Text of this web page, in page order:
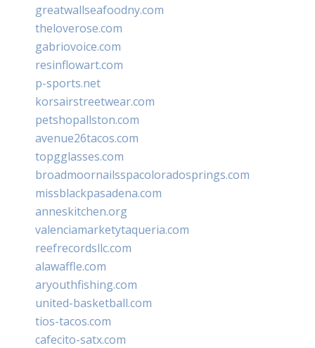
greatwallseafoodny.com
theloverose.com
gabriovoice.com
resinflowart.com
p-sports.net
korsairstreetwear.com
petshopallston.com
avenue26tacos.com
topgglasses.com
broadmoornailsspacoloradosprings.com
missblackpasadena.com
anneskitchen.org
valenciamarketytaqueria.com
reefrecordsllc.com
alawaffle.com
aryouthfishing.com
united-basketball.com
tios-tacos.com
cafecito-satx.com